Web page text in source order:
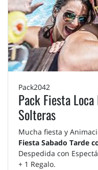
Pack2042
Pack Fiesta
Solteras
Mucha fiesta y
Fiesta Sabado Tarde
Despedida con
+ 1 Regalo.